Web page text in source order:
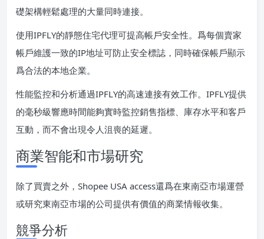
礎架構輕鬆處理的大量同時連接。
使用IPFLY的靜態住宅代理可提高帳戶安全性。爲每個賣家
帳戶維護一致的IP地址可防止安全標誌，同時確保帳戶顯示
爲合法的本地企業。
性能監控和分析通過IPFLY的高速連接有效工作。IPFLY提供
的毫秒級響應時間能夠實時監控銷售指標、庫存水平和客戶
互動，而不會出現令人沮喪的延遲。
商業智能和市場研究
除了買賣之外，Shopee USA access還爲在東南亞市場運營
或研究東南亞市場的公司提供有價值的商業情報收集。
競爭分析